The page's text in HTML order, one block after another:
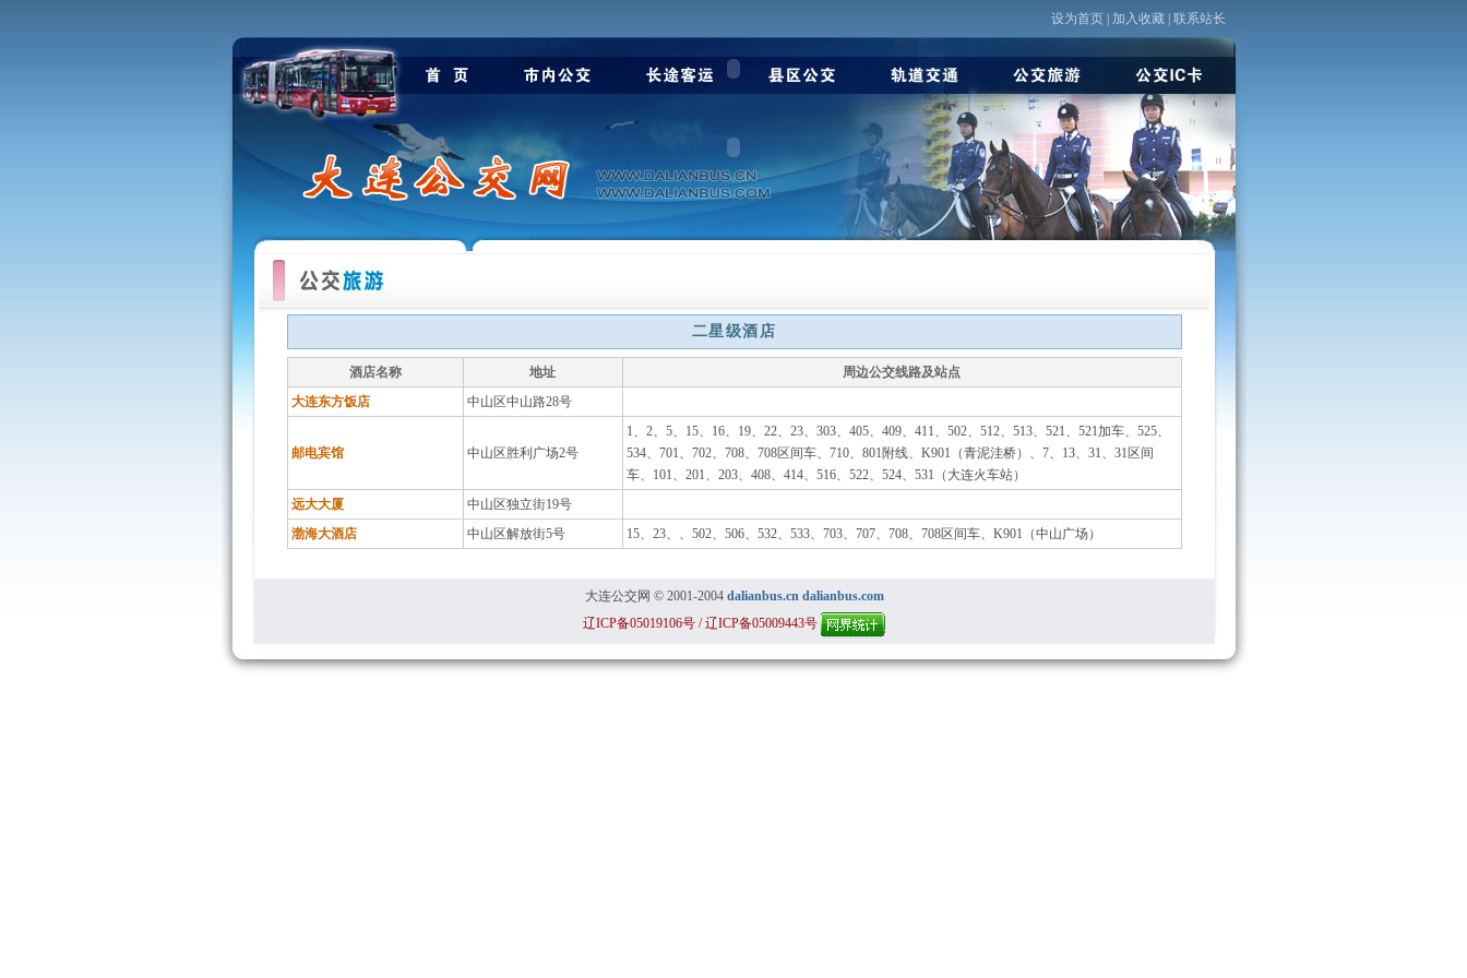
设为首页| 加入收藏| 联系站长
二星级酒店
酒店名称 地址
周边公交线路及站点
大连东方饭店
中山区中山路28号
邮电宾馆 中山区胜利广场2号
1、2、5、15、16、19、22、23、303、405、409、411、502、512、513、521、521加车、525、
534、701、702、708、708区间车、710、801附线、K901（青泥洼桥）、7、13、31、31区间
车、101、201、203、408、414、516、522、524、531（大连火车站）
远大大厦
中山区独立街19号
渤海大酒店
中山区解放街5号 15、23、、502、506、532、533、703、707、708、708区间车、K901（中山广场）
大连公交网 © 2001-2004 dalianbus.cn dalianbus.com
辽ICP备05019106号 / 辽ICP备05009443号